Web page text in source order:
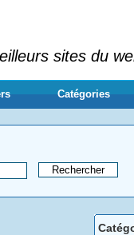
sites du
Catégories